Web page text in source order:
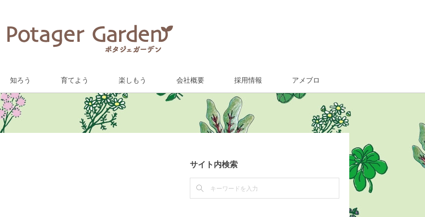
知ろう 育てよう 楽しもう 会社概要 採用情報 アメブロ
サイト内検索